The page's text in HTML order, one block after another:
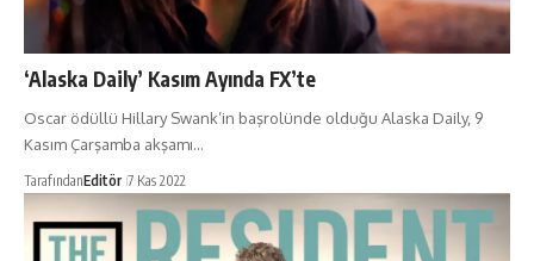
‘Alaska Daily’ Kasım Ayında FX’te
Oscar ödüllü Hillary Swank’in başrolünde olduğu Alaska Daily, 9
Kasım Çarşamba akşamı…
TarafındanEditör 7 Kas 2022